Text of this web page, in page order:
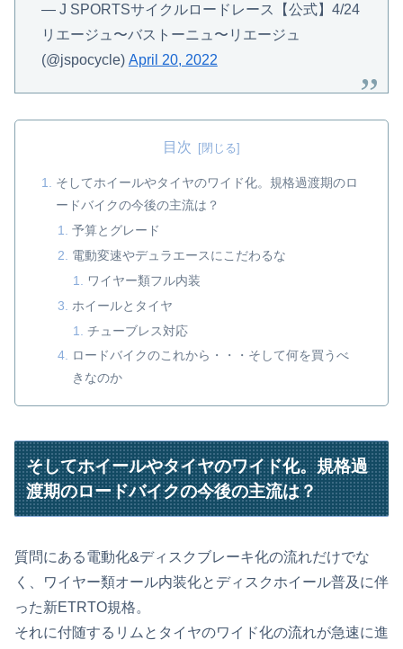
— J SPORTSサイクルロードレース【公式】4/24
リエージュ〜バストーニュ〜リエージュ
(@jspocycle) April 20, 2022
目次
そしてホイールやタイヤのワイド化。規格過渡期のロ
ードバイクの今後の主流は？
予算とグレード
電動変速やデュラエースにこだわるな
ワイヤー類フル内装
ホイールとタイヤ
チューブレス対応
ロードバイクのこれから・・・そして何を買うべ
きなのか
そしてホイールやタイヤのワイド化。規格過
渡期のロードバイクの今後の主流は？
質問にある電動化&ディスクブレーキ化の流れだけでな
く、ワイヤー類オール内装化とディスクホイール普及に伴
った新ETRTO規格。
それに付随するリムとタイヤのワイド化の流れが急速に進